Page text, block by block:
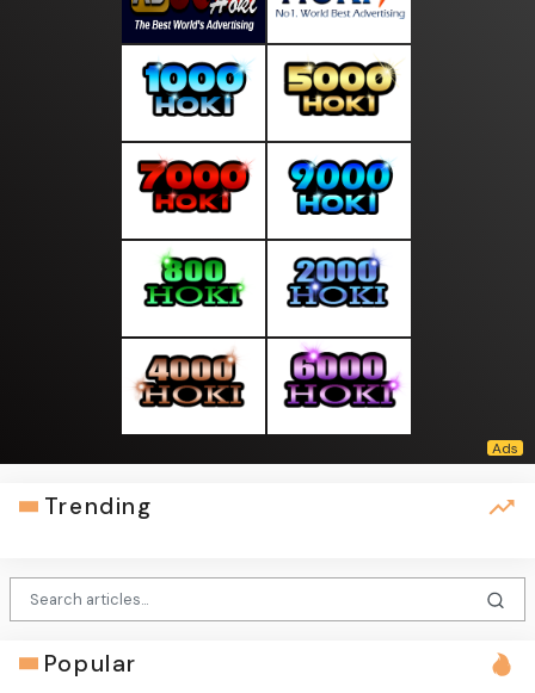
Trending
Popular